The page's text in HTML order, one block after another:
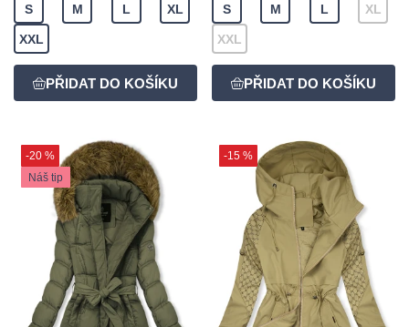
S M L XL
XXL
S M L XL
XXL
-20 %
Náš tip
-15 %